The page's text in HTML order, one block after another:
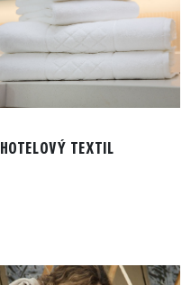
HOTELOVÝ TEXTIL